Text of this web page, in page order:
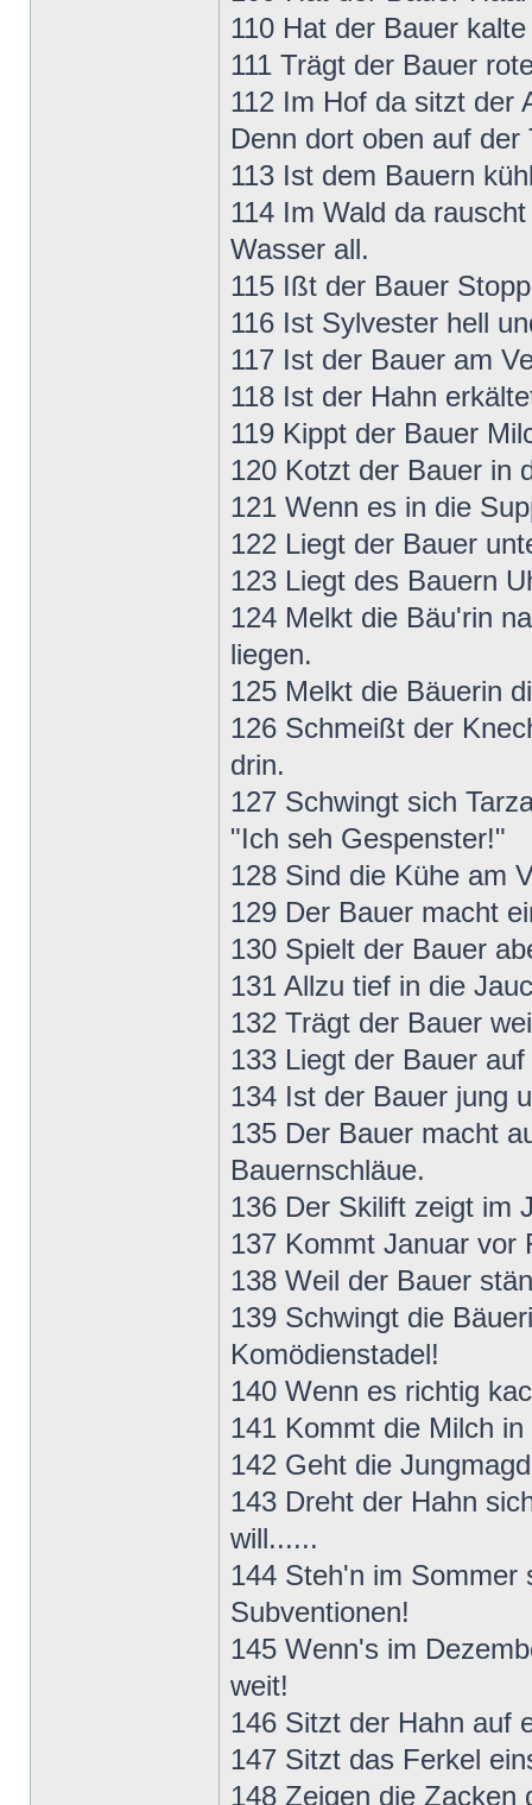
110 Hat der Bauer
111 Trägt der Bauer
112 Im Hof da sitzt der
Denn dort oben auf
113 Ist dem Bauern
114 Im Wald da
Wasser all.
115 Ißt der Bauer
116 Ist Sylvester hell
117 Ist der Bauer am
118 Ist der Hahn
119 Kippt der Bauer
120 Kotzt der Bauer in
121 Wenn es in die
122 Liegt der Bauer
123 Liegt des Bauern
124 Melkt die Bäu'rin
liegen.
125 Melkt die Bäuerin
126 Schmeißt der
drin.
127 Schwingt sich
"Ich seh Gespenster!"
128 Sind die Kühe am
129 Der Bauer macht
130 Spielt der Bauer
131 Allzu tief in die
132 Trägt der Bauer
133 Liegt der Bauer
134 Ist der Bauer jung
135 Der Bauer macht
Bauernschläue.
136 Der Skilift zeigt im
137 Kommt Januar vor
138 Weil der Bauer
139 Schwingt die
Komödienstadel!
140 Wenn es richtig
141 Kommt die Milch
142 Geht die
143 Dreht der Hahn
will......
144 Steh'n im Sommer
Subventionen!
145 Wenn's im
weit!
146 Sitzt der Hahn auf
147 Sitzt das Ferkel
148 Zeigen die Zacken